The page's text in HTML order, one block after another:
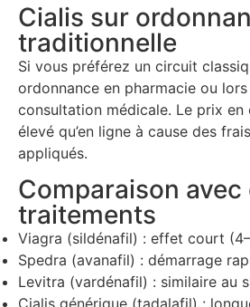
Cialis sur
traditionnelle
Si vous préférez un circuit
ordonnance en pharmacie ou
consultation médicale. Le prix
élevé qu’en ligne à cause des
appliqués.
Comparaison avec
traitements
Viagra (sildénafil) : effet court
Spedra (avanafil) : démarrage
Levitra (vardénafil) : similaire au